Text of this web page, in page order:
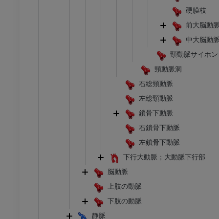
硬膜枝
前大脳動
中大脳動
頸動脈サイホン
頸動脈洞
右総頸動脈
左総頸動脈
鎖骨下動脈
右鎖骨下動脈
左鎖骨下動脈
下行大動脈；大動脈下行部
脳動脈
上肢の動脈
下肢の動脈
静脈